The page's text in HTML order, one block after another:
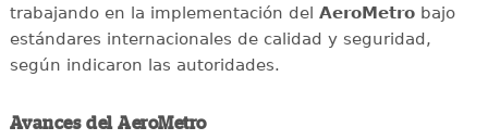
trabajando en la implementación del AeroMetrobajo
estándares internacionales de calidad y seguridad,
según indicaron las autoridades.
Avances del AeroMetro